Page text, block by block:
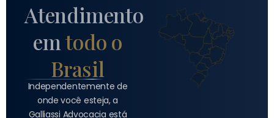
Atendimento
emtodo o
Brasil
Independentemente de
onde você esteja, a
Galliassi Advocacia está